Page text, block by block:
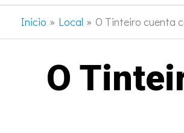
Inicio Local O Tinteiro cuenta
O